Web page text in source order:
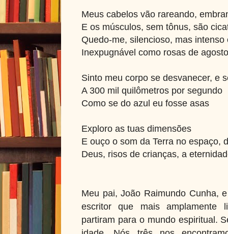
Meus cabelos vão rareando,
E os músculos, sem tônus, são
Quedo-me, silencioso, mas intenso
Inexpugnável como rosas de agosto
Sinto meu corpo se desvanecer, e
A 300 mil quilômetros por segundo
Como se do azul eu fosse asas
Exploro as tuas dimensões
E ouço o som da Terra no espaço,
Deus, risos de crianças, a
Meu pai, João Raimundo Cunha,
escritor que mais amplamente
partiram para o mundo espiritual.